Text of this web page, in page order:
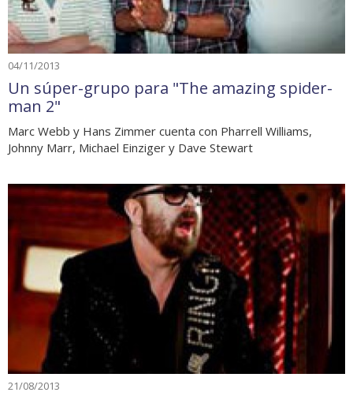
04/11/2013
Un súper-grupo para "The amazing spider-
man 2"
Marc Webb y Hans Zimmer cuenta con Pharrell Williams,
Johnny Marr, Michael Einziger y Dave Stewart
21/08/2013